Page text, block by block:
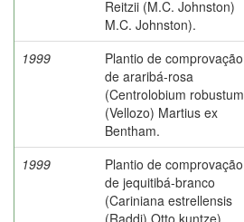
Reitzii (M.C. Johnston)
M.C. Johnston).
1999
Plantio de comprovação
de araribá-rosa
(Centrolobium robustum
(Vellozo) Martius ex
Bentham.
1999
Plantio de comprovação
de jequitibá-branco
(Cariniana estrellensis
(Raddi) Otto kuntze).